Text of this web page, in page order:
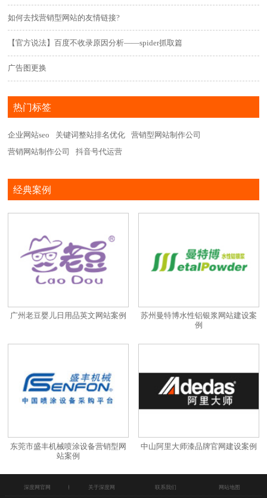
如何去找营销型网站的友情链接?
【官方说法】百度不收录原因分析——spider抓取篇
广告图更换
热门标签
企业网站seo 关键词整站排名优化
营销型网站制作公司
营销网站制作公司
抖音号代运营
经典案例
广州老豆婴儿日用品英文网站案例
苏州曼特博水性铝银浆网站建设案
例
东莞市盛丰机械喷涂设备营销型网
站案例
中山阿里大师漆品牌官网建设案例
深度网官网 关于深度网 联系我们 网站地图